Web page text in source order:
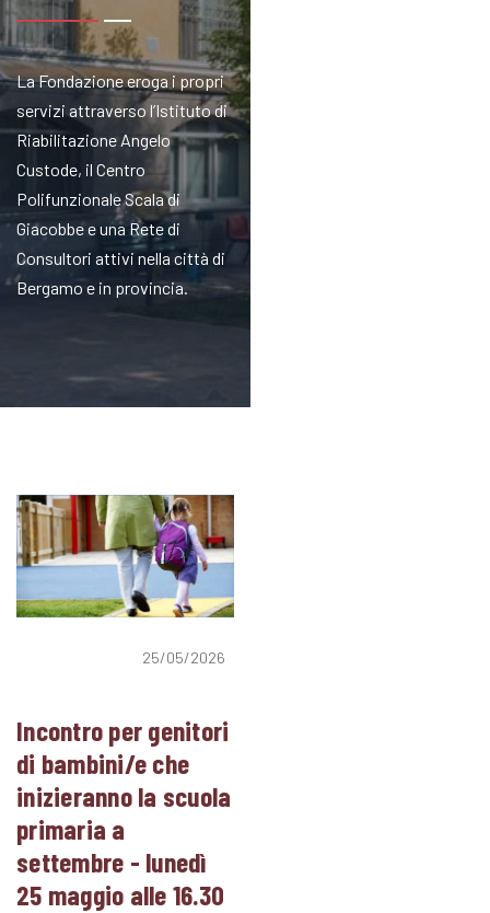
La Fondazione eroga i propri
servizi attraverso l’Istituto di
Riabilitazione Angelo
Custode, il Centro
Polifunzionale Scala di
Giacobbe e una Rete di
Consultori attivi nella città di
Bergamo e in provincia.
25/05/2026
Incontro per genitori
di bambini/e che
inizieranno la scuola
primaria a
settembre - lunedì
25 maggio alle 16.30